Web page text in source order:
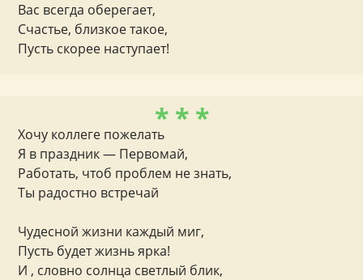
Вас всегда оберегает,
Счастье, близкое такое,
Пусть скорее наступает!
* * *
Хочу коллеге пожелать
Я в праздник — Первомай,
Работать, чтоб проблем не знать,
Ты радостно встречай
Чудесной жизни каждый миг,
Пусть будет жизнь ярка!
И , словно солнца светлый блик,